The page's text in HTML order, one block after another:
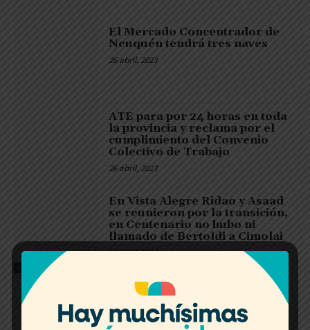
El Mercado Concentrador de
Neuquén tendrá tres naves
26 abril, 2023
ATE para por 24 horas en toda
la provincia y reclama por el
cumplimiento del Convenio
Colectivo de Trabajo
26 abril, 2023
SIN CATEGORÍA
En Vista Alegre Ridao y Asaad
se reunieron por la transición,
en Centenario no hubo ni
llamado de Bertoldi a Cimolai
26 abril, 2023
Latest news